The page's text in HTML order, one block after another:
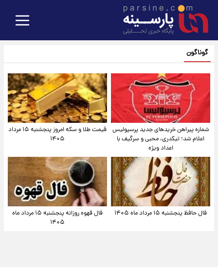
گوناگون
شماره پیراهن خریدهای جدید پرسپولیس
اعلام شد؛ تیکدری، محبی و سرگیف با
اعداد ویژه
قیمت طلا و سکه امروز پنجشنبه ۱۵ مرداد
۱۴۰۵
فال حافظ پنجشنبه ۱۵ مرداد ماه ۱۴۰۵
فال قهوه روزانه پنجشنبه ۱۵ مرداد ماه
۱۴۰۵